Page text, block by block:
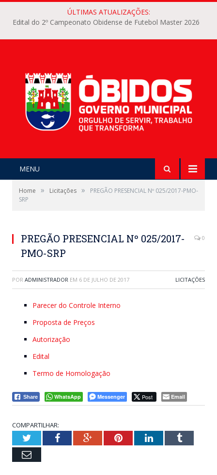
ÚLTIMAS ATUALIZAÇÕES:
Edital do 2º Campeonato Obidense de Futebol Master 2026
MENU
Home » Licitações »
PREGÃO PRESENCIAL Nº 025/2017-PMO-
SRP
PREGÃO PRESENCIAL Nº 025/2017-
PMO-SRP
0
POR ADMINISTRADOR EM 6 DE JULHO DE 2017 LICITAÇÕES
Parecer do Controle Interno
Proposta de Preços
Autorização
Edital
Termo de Homologação
Share WhatsApp Messenger Post Email
COMPARTILHAR:
TwitterFacebookGoogle+PinterestLinkedInTumblr
Email